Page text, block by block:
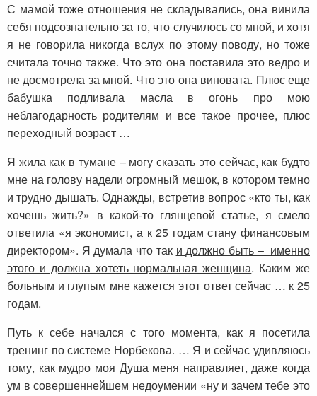
С мамой тоже отношения не складывались, она винила
себя подсознательно за то, что случилось со мной, и хотя
я не говорила никогда вслух по этому поводу, но тоже
считала точно также. Что это она поставила это ведро и
не досмотрела за мной. Что это она виновата. Плюс еще
бабушка подливала масла в огонь про мою
неблагодарность родителям и все такое прочее, плюс
переходный возраст …
Я жила как в тумане – могу сказать это сейчас, как будто
мне на голову надели огромный мешок, в котором темно
и трудно дышать. Однажды, встретив вопрос «кто ты, как
хочешь жить?» в какой-то глянцевой статье, я смело
ответила «я экономист, а к 25 годам стану финансовым
директором». Я думала что так и должно быть – именно
этого и должна хотеть нормальная женщина. Каким же
больным и глупым мне кажется этот ответ сейчас … к 25
годам.
Путь к себе начался с того момента, как я посетила
тренинг по системе Норбекова. … Я и сейчас удивляюсь
тому, как мудро моя Душа меня направляет, даже когда
ум в совершеннейшем недоумении «ну и зачем тебе это